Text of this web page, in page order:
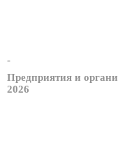
-
Предприятия и
2026